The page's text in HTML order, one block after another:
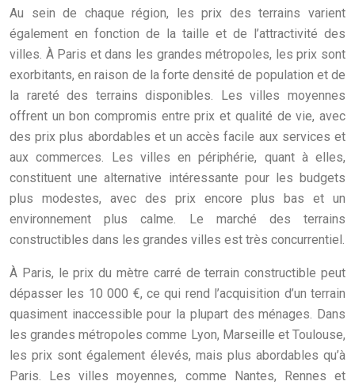
Au sein de chaque région, les prix des terrains varient
également en fonction de la taille et de l’attractivité des
villes. À Paris et dans les grandes métropoles, les prix sont
exorbitants, en raison de la forte densité de population et de
la rareté des terrains disponibles. Les villes moyennes
offrent un bon compromis entre prix et qualité de vie, avec
des prix plus abordables et un accès facile aux services et
aux commerces. Les villes en périphérie, quant à elles,
constituent une alternative intéressante pour les budgets
plus modestes, avec des prix encore plus bas et un
environnement plus calme. Le marché des terrains
constructibles dans les grandes villes est très concurrentiel.
À Paris, le prix du mètre carré de terrain constructible peut
dépasser les 10 000 €, ce qui rend l’acquisition d’un terrain
quasiment inaccessible pour la plupart des ménages. Dans
les grandes métropoles comme Lyon, Marseille et Toulouse,
les prix sont également élevés, mais plus abordables qu’à
Paris. Les villes moyennes, comme Nantes, Rennes et